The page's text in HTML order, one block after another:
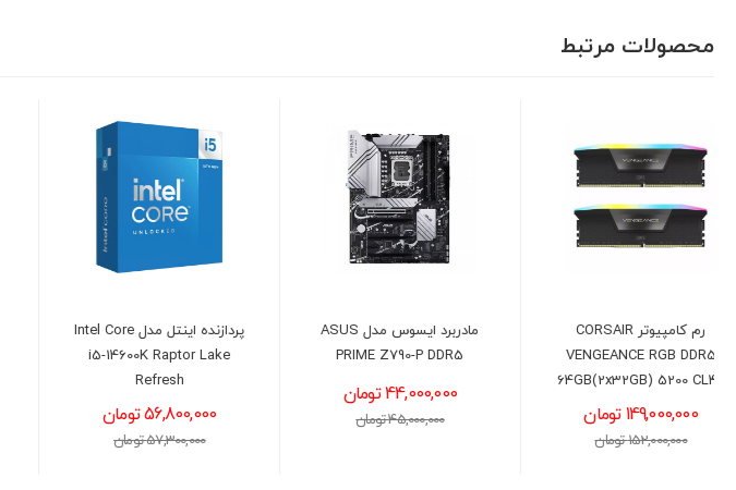
محصولات مرتبط
PRIME Z790-P DDR5
44,000,000 تومان
45,000,000 تومان
پردازنده اینتل مدل Intel Core
i5-14600K Raptor Lake
56,800,000 تومان
رم کامپیوتر کروشیال مدل
Crucial 16GB DDR4
3200Mhz CL19
19,200,000 تومان
19,600,000 تومان